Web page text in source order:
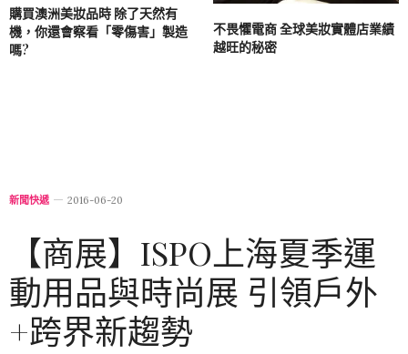
購買澳洲美妝品時 除了天然有
機，你還會察看「零傷害」製造
嗎?
不畏懼電商 全球美妝實體店業績
越旺的秘密
新聞快遞 2016-06-20
【商展】ISPO上海夏季運
動用品與時尚展 引領戶外
+跨界新趨勢